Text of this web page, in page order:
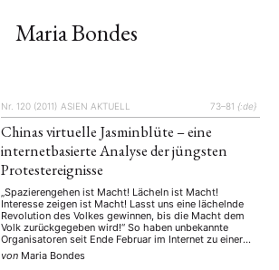
Maria Bondes
Nr. 120 (2011) ASIEN AKTUELL 73–81 {:de}
Chinas virtuelle Jasminblüte – eine
internetbasierte Analyse der jüngsten
Protestereignisse
„Spazierengehen ist Macht! Lächeln ist Macht!
Interesse zeigen ist Macht! Lasst uns eine lächelnde
Revolution des Volkes gewinnen, bis die Macht dem
Volk zurückgegeben wird!“ So haben unbekannte
Organisatoren seit Ende Februar im Internet zu einer
chinesischen Jasmin-Revolution nach arabischem
Vorbild aufgerufen. In anfänglich 13 und zuletzt über
von Maria Bondes